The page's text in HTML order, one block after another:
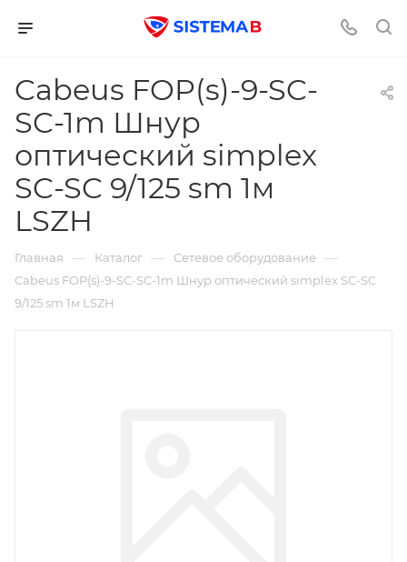
Cabeus FOP(s)-9-SC-
SC-1m Шнур
оптический simplex
SC-SC 9/125 sm 1м
LSZH
Главная — Каталог — Сетевое оборудование —
Cabeus FOP(s)-9-SC-SC-1m Шнур оптический simplex SC-SC
9/125 sm 1м LSZH